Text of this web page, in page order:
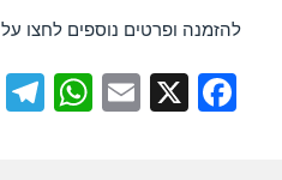
להזמנה ופרטים נוספים לחצו על
F
X
E
W